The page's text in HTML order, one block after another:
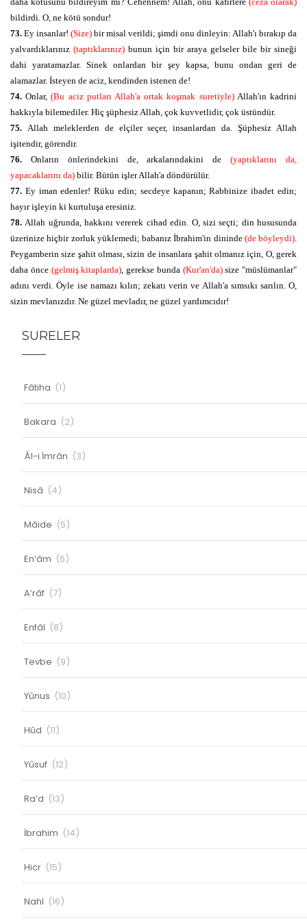
bildirdi. O, ne kötü sondur!
73. Ey insanlar! (Size) bir misal verildi; şimdi onu dinleyin: Allah'ı bırakıp da
yalvardıklarınız (taptıklarınız) bunun için bir araya gelseler bile bir sineği
dahi yaratamazlar. Sinek onlardan bir şey kapsa, bunu ondan geri de
alamazlar. İsteyen de aciz, kendinden istenen de!
74.Onlar,(Bu aciz putları Allah'a ortak koşmak suretiyle)Allah'ın kadrini
hakkıyla bilemediler. Hiç şüphesiz Allah, çok kuvvetlidir, çok üstündür.
75. Allah meleklerden de elçiler seçer, insanlardan da. Şüphesiz Allah
işitendir, görendir.
76. Onların önlerindekini de, arkalarındakini de(yaptıklarını da,
yapacaklarını da) bilir. Bütün işler Allah'a döndürülür.
77. Ey iman edenler! Rüku edin; secdeye kapanın; Rabbinize ibadet edin;
hayır işleyin ki kurtuluşa eresiniz.
78.Allah uğrunda, hakkını vererek cihad edin. O, sizi seçti; din hususunda
üzerinize hiçbir zorluk yüklemedi; babanız İbrahim'in dininde (de böyleydi).
Peygamberin size şahit olması, sizin de insanlara şahit olmanız için, O, gerek
daha önce (gelmiş kitaplarda), gerekse bunda (Kur'an'da)size "müslümanlar"
adını verdi. Öyle ise namazı kılın; zekatı verin ve Allah'a sımsıkı sarılın. O,
sizin mevlanızdır. Ne güzel mevladır, ne güzel yardımcıdır!
SURELER
Fâtiha (1)
Bakara (2)
Âl-i İmrân (3)
Nisâ (4)
Mâide (5)
En’âm (6)
A’râf (7)
Enfâl (8)
Tevbe (9)
Yûnus (10)
Hûd (11)
Yûsuf (12)
Ra’d (13)
İbrahim (14)
Hicr (15)
Nahl (16)